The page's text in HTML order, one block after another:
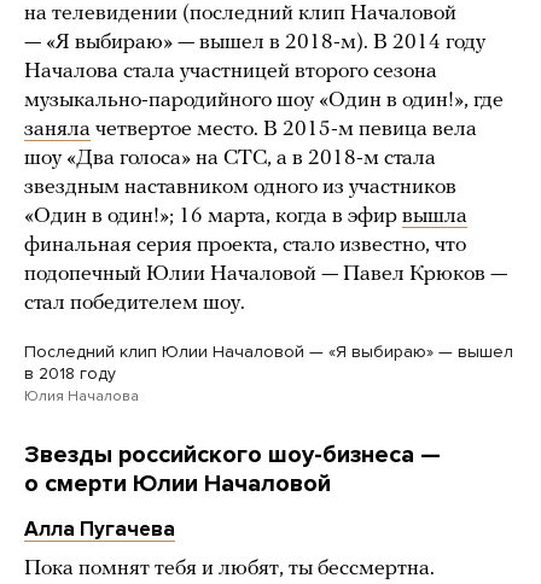
на телевидении (последний клип Началовой
— «Я выбираю» — вышел в 2018-м). В 2014 году
Началова стала участницей второго сезона
музыкально-пародийного шоу «Один в один!», где
заняла четвертое место. В 2015-м певица вела
шоу «Два голоса» на СТС, а в 2018-м стала
звездным наставником одного из участников
«Один в один!»; 16 марта, когда в эфир вышла
финальная серия проекта, стало известно, что
подопечный Юлии Началовой — Павел Крюков —
стал победителем шоу.
Последний клип Юлии Началовой — «Я выбираю» — вышел
в 2018 году
Юлия Началова
Звезды российского шоу-бизнеса —
о смерти Юлии Началовой
Алла Пугачева
Пока помнят тебя и любят, ты бессмертна.